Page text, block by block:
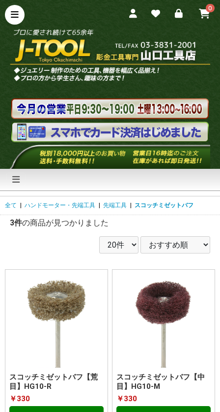
0
全て | ハンドモーター・先端工具 | 先端工具 | スコッチミゼットバフ
3件の商品が見つかりました
スコッチミゼットバフ【荒
目】HG10-R
￥330
スコッチミゼットバフ【中
目】HG10-M
￥330